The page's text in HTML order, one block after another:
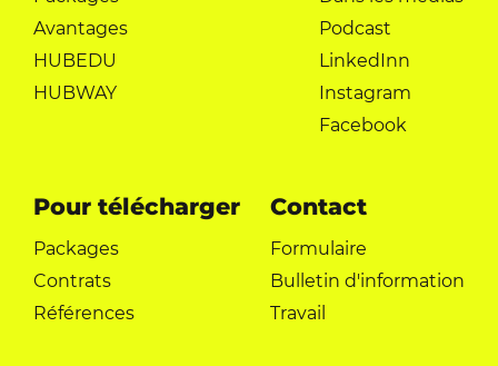
Avantages
HUBEDU
HUBWAY
Podcast
LinkedInn
Instagram
Facebook
Pour télécharger
Packages
Contrats
Références
Contact
Formulaire
Bulletin d'information
Travail